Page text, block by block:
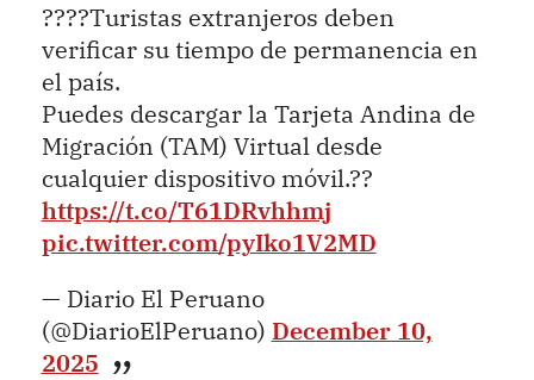
????Turistas extranjeros deben
verificar su tiempo de permanencia en
el país.
Puedes descargar la Tarjeta Andina de
Migración (TAM) Virtual desde
cualquier dispositivo móvil.??
https://t.co/T61DRvhhmj
pic.twitter.com/pyIko1V2MD
— Diario El Peruano
(@DiarioElPeruano) December 10,
2025